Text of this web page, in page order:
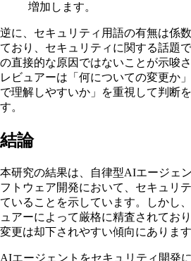
増加します。
逆に、セキュリティ用語の有無は係
ており、セキュリティに関する話題
の直接的な原因ではないことが示唆
レビュアーは「何についての変更か
で理解しやすいか」を重視して判断
す。
結論
本研究の結果は、自律型AIエージェ
フトウェア開発において、セキュリ
ていることを示しています。しかし
ュアーによって厳格に精査されてお
変更は却下されやすい傾向にあります
AIエージェントをセキュリティ開発